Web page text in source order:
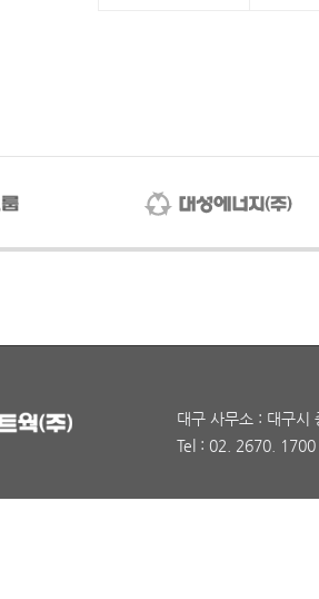
대구 사무소 : 대구시
Tel : 02. 2670.